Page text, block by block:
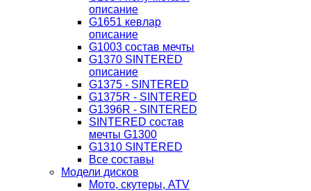
описание
G1651 кевлар
описание
G1003 состав мечты
G1370 SINTERED
описание
G1375 - SINTERED
G1375R - SINTERED
G1396R - SINTERED
SINTERED состав
мечты G1300
G1310 SINTERED
Все составы
Модели дисков
Мото, скутеры, ATV